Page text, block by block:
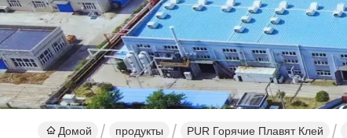
Домой продукты PUR Горячие Плавят Клей